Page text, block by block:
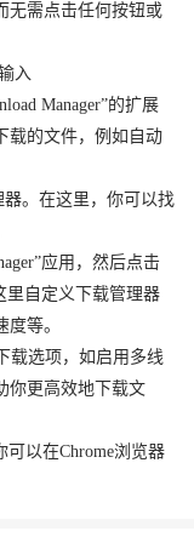
无需点击任何按钮或
入
Manager”的扩展
载的文件，例如自动
器。在这里，你可以找
应用，然后点击
里自定义下载管理器
等。
载选项，如启用多线
你更高效地下载文
以在Chrome浏览器